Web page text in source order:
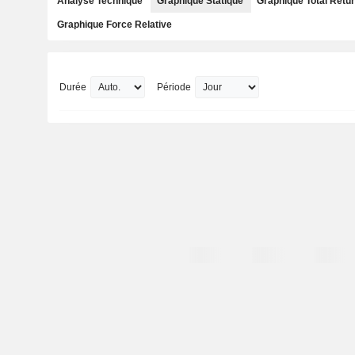
Graphique Force Relative
Durée Période